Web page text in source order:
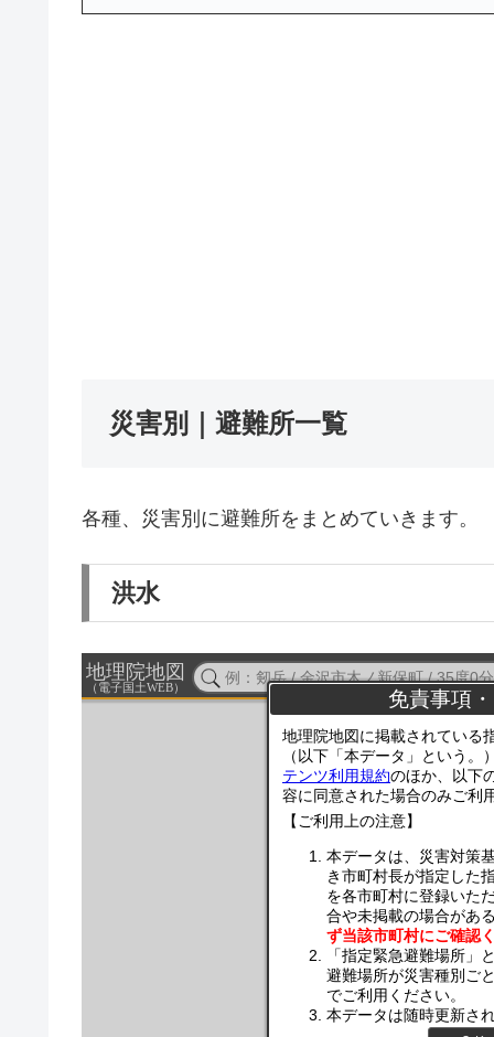
災害別｜避難所一覧
各種、災害別に避難所をまとめていきます。
洪水